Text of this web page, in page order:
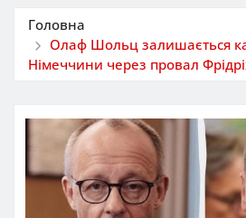
Головна
Олаф Шольц залишається
Німеччини через провал